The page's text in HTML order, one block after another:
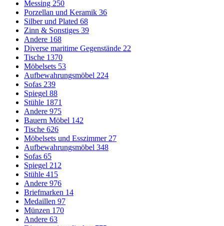
Messing 250
Porzellan und Keramik 36
Silber und Plated 68
Zinn & Sonstiges 39
Andere 168
Diverse maritime Gegenstände 22
Tische 1370
Möbelsets 53
Aufbewahrungsmöbel 224
Sofas 239
Spiegel 88
Stühle 1871
Andere 975
Bauern Möbel 142
Tische 626
Möbelsets und Esszimmer 27
Aufbewahrungsmöbel 348
Sofas 65
Spiegel 212
Stühle 415
Andere 976
Briefmarken 14
Medaillen 97
Münzen 170
Andere 63